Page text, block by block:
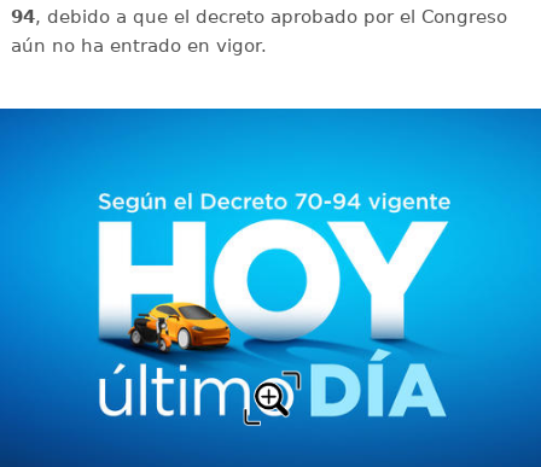
94, debido a que el decreto aprobado por el Congreso
aún no ha entrado en vigor.